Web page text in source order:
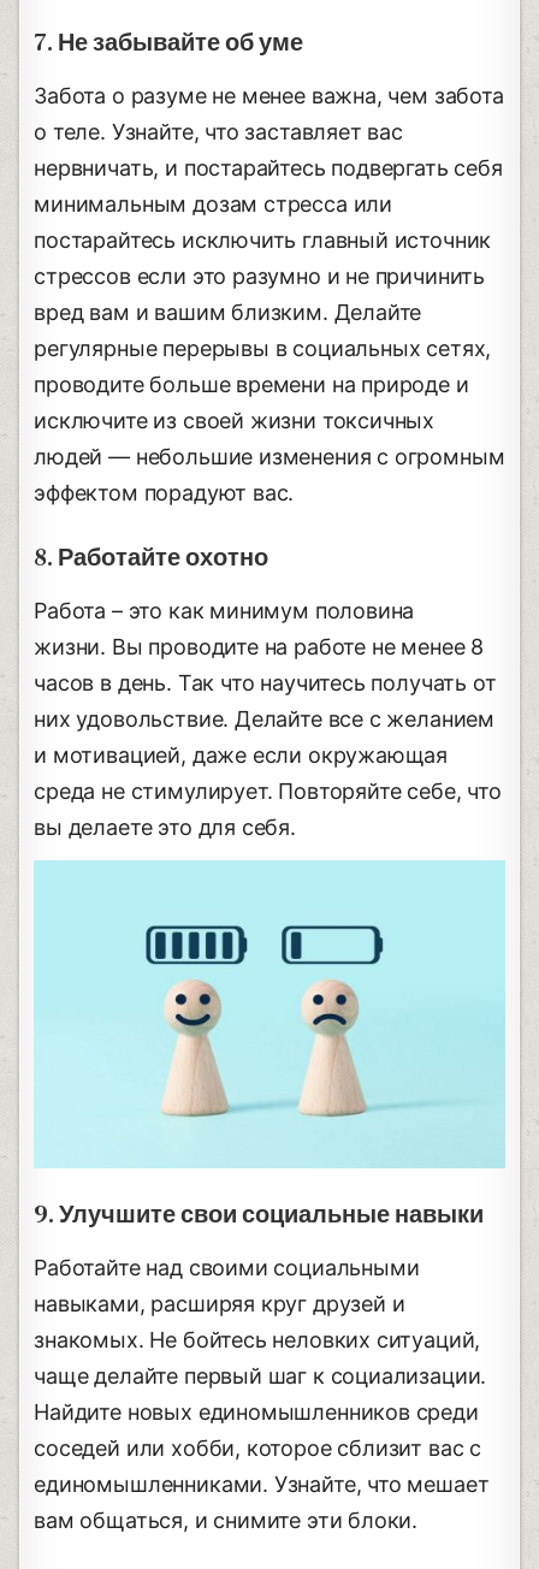
7. Не забывайте об уме
Забота о разуме не менее важна, чем забота
о теле. Узнайте, что заставляет вас
нервничать, и постарайтесь подвергать себя
минимальным дозам стресса или
постарайтесь исключить главный источник
стрессов если это разумно и не причинить
вред вам и вашим близким. Делайте
регулярные перерывы в социальных сетях,
проводите больше времени на природе и
исключите из своей жизни токсичных
людей — небольшие изменения с огромным
эффектом порадуют вас.
8. Работайте охотно
Работа – это как минимум половина
жизни. Вы проводите на работе не менее 8
часов в день. Так что научитесь получать от
них удовольствие. Делайте все с желанием
и мотивацией, даже если окружающая
среда не стимулирует. Повторяйте себе, что
вы делаете это для себя.
9. Улучшите свои социальные навыки
Работайте над своими социальными
навыками, расширяя круг друзей и
знакомых. Не бойтесь неловких ситуаций,
чаще делайте первый шаг к социализации.
Найдите новых единомышленников среди
соседей или хобби, которое сблизит вас с
единомышленниками. Узнайте, что мешает
вам общаться, и снимите эти блоки.